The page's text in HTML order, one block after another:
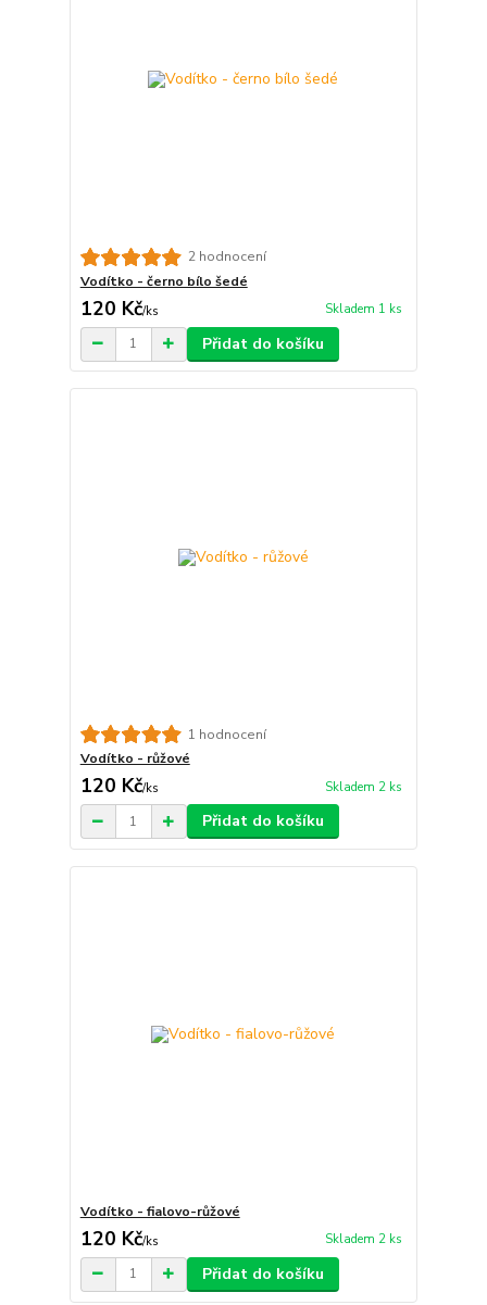
2 hodnocení
Vodítko - černo bílo šedé
120 Kč/ks Skladem 1 ks
Přidat do košíku
1 hodnocení
Vodítko - růžové
120 Kč/ks Skladem 2 ks
Přidat do košíku
Vodítko - fialovo-růžové
120 Kč/ks Skladem 2 ks
Přidat do košíku